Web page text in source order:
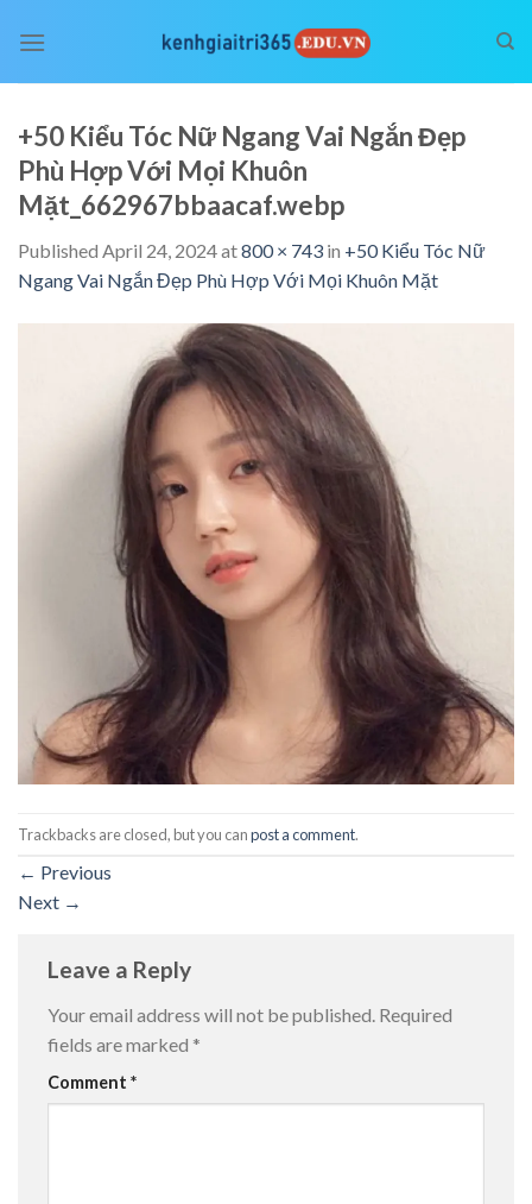
+50 Kiểu Tóc Nữ Ngang Vai Ngắn Đẹp
Phù Hợp Với Mọi Khuôn
Mặt_662967bbaacaf.webp
Published April 24, 2024at800 × 743 in +50 Kiểu Tóc Nữ
Ngang Vai Ngắn Đẹp Phù Hợp Với Mọi Khuôn Mặt
Trackbacks are closed, but you canpost a comment.
← Previous
Next →
Leave a Reply
Your email address will not be published. Required
fields are marked *
Comment *